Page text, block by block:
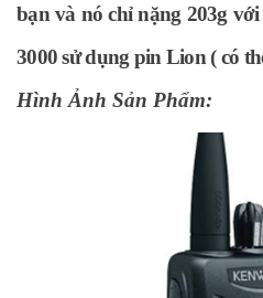
bạn và nó chỉ nặng 203g
3000 sử dụng pin Lion ( có
Hình Ảnh Sản Phẩm: